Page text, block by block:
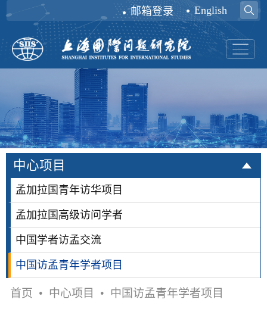
邮箱登录 English
中心项目
孟加拉国青年访华项目
孟加拉国高级访问学者
中国学者访孟交流
中国访孟青年学者项目
首页 • 中心项目 • 中国访孟青年学者项目